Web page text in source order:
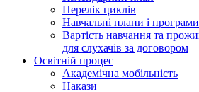
Перелік циклів
Навчальні плани і програми
Вартість навчання та
для слухачів за договором
Освітній процес
Академічна мобільність
Накази